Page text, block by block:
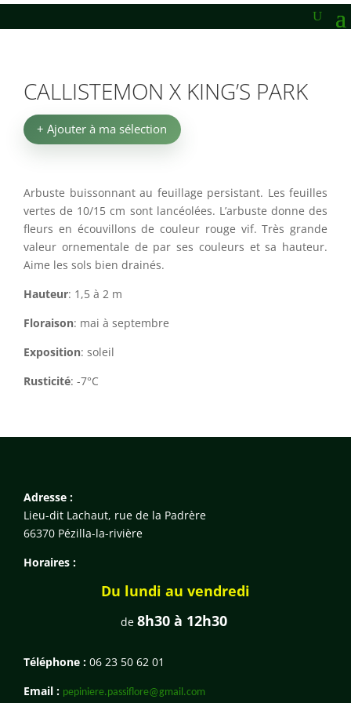
CALLISTEMON X KING’S PARK
+ Ajouter à ma sélection
Arbuste buissonnant au feuillage persistant. Les feuilles
vertes de 10/15 cm sont lancéolées. L’arbuste donne des
fleurs en écouvillons de couleur rouge vif. Très grande
valeur ornementale de par ses couleurs et sa hauteur.
Aime les sols bien drainés.
Hauteur: 1,5 à 2 m
Floraison: mai à septembre
Exposition: soleil
Rusticité: -7°C
Adresse :
Lieu-dit Lachaut, rue de la Padrère
66370 Pézilla-la-rivière
Horaires :
Du lundi au vendredi
de 8h30 à 12h30
Téléphone : 06 23 50 62 01
Email : pepiniere.passiflore@gmail.com